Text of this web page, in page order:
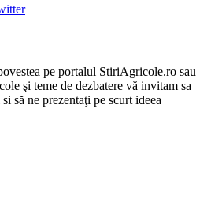
pe portalul StiriAgricole.ro sau
şi teme de dezbatere vă invitam sa
să ne prezentaţi pe scurt ideea